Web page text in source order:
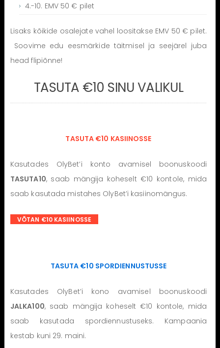
4.-10. EMV 50 € pilet
Lisaks kõikide osalejate vahel loositakse EMV 50 € pilet.
Soovime edu eesmärkide täitmisel ja seejärel juba
head flipiõnne!
TASUTA €10 SINU VALIKUL
TASUTA €10 KASIINOSSE
Kasutades OlyBet’i konto avamisel boonuskoodi
TASUTA10, saab mängija koheselt €10 kontole, mida
saab kasutada mistahes OlyBet’i kasiinomängus.
VÕTAN €10 KASIINOSSE
TASUTA €10 SPORDIENNUSTUSSE
Kasutades OlyBet’i kono avamisel boonuskoodi
JALKA100, saab mängija koheselt €10 kontole, mida
saab kasutada spordiennustuseks. Kampaania
kestab kuni 29. maini.